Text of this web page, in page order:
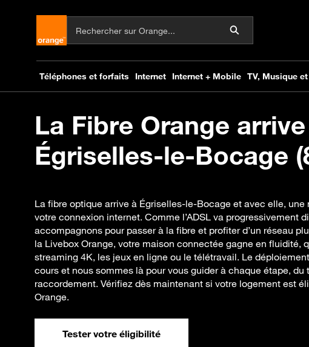
La Fibre Orange
Égriselles-le-Bocage
La fibre optique arrive à Égriselles-le-Bocage et avec elle, une
votre connexion internet. Comme l’ADSL va progressivement
accompagnons pour passer à la fibre et profiter d’un réseau
la Livebox Orange, votre maison connectée gagne en fluidité,
streaming 4K, les jeux en ligne ou le télétravail. Le
cours et nous sommes là pour vous guider à chaque étape, du
raccordement. Vérifiez dès maintenant si votre logement est
Orange.
Tester votre éligibilité